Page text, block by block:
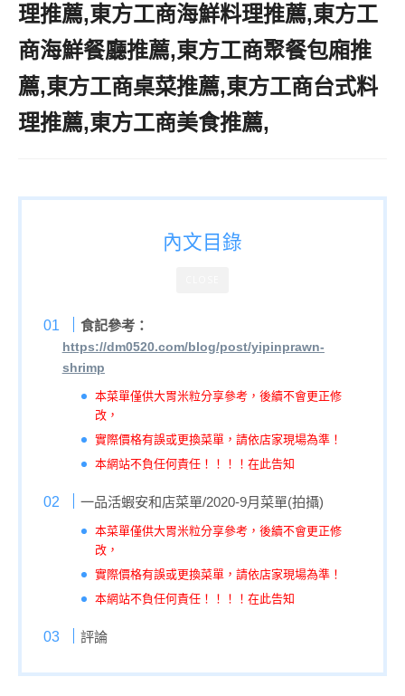
理推薦,東方工商海鮮料理推薦,東方工
商海鮮餐廳推薦,東方工商聚餐包廂推
薦,東方工商桌菜推薦,東方工商台式料
理推薦,東方工商美食推薦,
內文目錄
食記參考：
https://dm0520.com/blog/post/yipinprawn-
shrimp
本菜單僅供大胃米粒分享參考，後續不會更正修
改，
實際價格有誤或更換菜單，請依店家現場為準！
本網站不負任何責任！！！！在此告知
一品活蝦安和店菜單/2020-9月菜單(拍攝)
本菜單僅供大胃米粒分享參考，後續不會更正修
改，
實際價格有誤或更換菜單，請依店家現場為準！
本網站不負任何責任！！！！在此告知
評論